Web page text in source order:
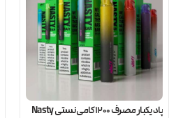
پاد یکبار مصرف 1200 کامی نستی Nasty